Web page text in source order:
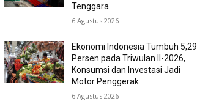
Tenggara
6 Agustus 2026
Ekonomi Indonesia Tumbuh 5,29
Persen pada Triwulan II-2026,
Konsumsi dan Investasi Jadi
Motor Penggerak
6 Agustus 2026